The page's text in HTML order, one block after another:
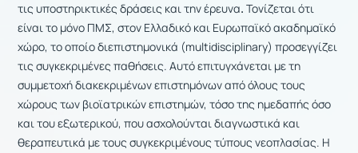
τις υποστηρικτικές δράσεις και την έρευνα. Τονίζεται ότι
είναι το μόνο ΠΜΣ, στον Ελλαδικό και Ευρωπαϊκό ακαδημαϊκό
χώρο, το οποίο διεπιστημονικά (multidisciplinary) προσεγγίζει
τις συγκεκριμένες παθήσεις. Αυτό επιτυγχάνεται με τη
συμμετοχή διακεκριμένων επιστημόνων από όλους τους
χώρους των βιοϊατρικών επιστημών, τόσο της ημεδαπής όσο
και του εξωτερικού, που ασχολούνται διαγνωστικά και
θεραπευτικά με τους συγκεκριμένους τύπους νεοπλασίας. Η